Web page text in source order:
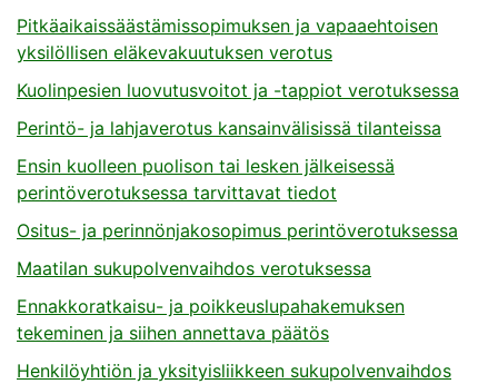
Pitkäaikaissäästämissopimuksen ja vapaaehtoisen
yksilöllisen eläkevakuutuksen verotus
Kuolinpesien luovutusvoitot ja -tappiot verotuksessa
Perintö- ja lahjaverotus kansainvälisissä tilanteissa
Ensin kuolleen puolison tai lesken jälkeisessä
perintöverotuksessa tarvittavat tiedot
Ositus- ja perinnönjakosopimus perintöverotuksessa
Maatilan sukupolvenvaihdos verotuksessa
Ennakkoratkaisu- ja poikkeuslupahakemuksen
tekeminen ja siihen annettava päätös
Henkilöyhtiön ja yksityisliikkeen sukupolvenvaihdos